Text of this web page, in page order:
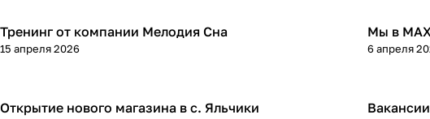
Тренинг от компании Мелодия Сна
15 апреля 2026
Мы в
6 апреля
Открытие нового магазина в с. Яльчики Вакансии